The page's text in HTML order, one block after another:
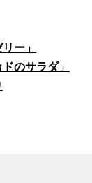
ー」
のサラダ」